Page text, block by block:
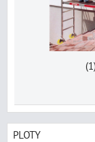
PLOTY